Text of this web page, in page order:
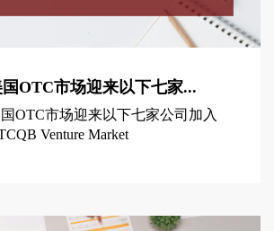
国OTC市场迎来以下七家...
OTC市场迎来以下七家公司加入
Venture Market